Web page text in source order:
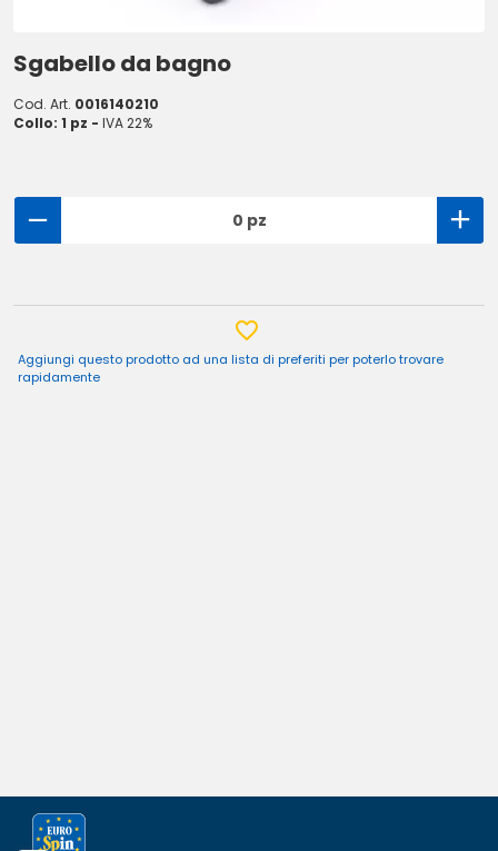
Sgabello da bagno
Cod. Art. 0016140210
Collo: 1 pz - IVA 22%
0 pz
Aggiungi questo prodotto ad una lista di preferiti per poterlo trovare
rapidamente